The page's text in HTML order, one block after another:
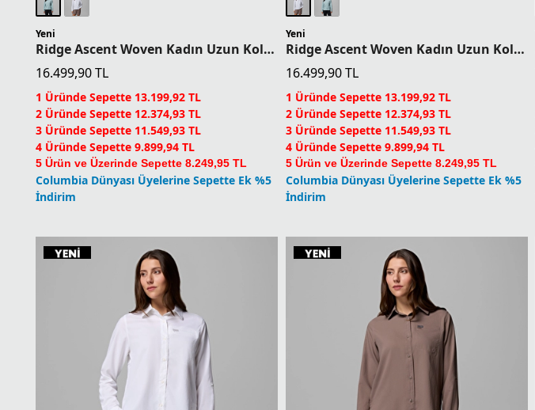
16.499,90
1 Üründe Sepette 13.199,92 TL
2 Üründe Sepette 12.374,93 TL
3 Üründe Sepette 11.549,93 TL
4 Üründe Sepette 9.899,94 TL
5 Ürün ve Üzerinde Sepette 8.249,95 TL
Columbia Dünyası Üyelerine Sepette Ek %5
İndirim
16.499,90
1 Üründe Sepette 13.199,92 TL
2 Üründe Sepette 12.374,93 TL
3 Üründe Sepette 11.549,93 TL
4 Üründe Sepette 9.899,94 TL
5 Ürün ve Üzerinde Sepette 8.249,95 TL
Columbia Dünyası Üyelerine Sepette Ek %5
İndirim